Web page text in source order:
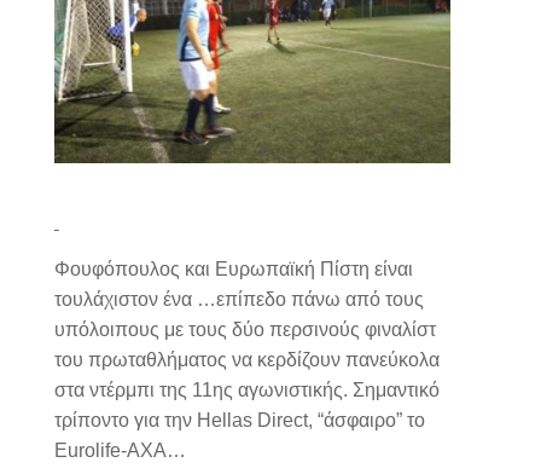
Φουφόπουλος και Ευρωπαϊκή Πίστη είναι
τουλάχιστον ένα …επίπεδο πάνω από τους
υπόλοιπους με τους δύο περσινούς φιναλίστ
του πρωταθλήματος να κερδίζουν πανεύκολα
στα ντέρμπι της 11ης αγωνιστικής. Σημαντικό
τρίποντο για την Hellas Direct, “άσφαιρο” το
Eurolife-AXA…